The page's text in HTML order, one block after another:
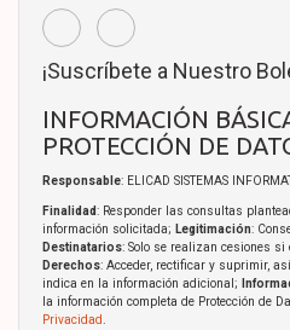
¡Suscríbete a Nuestro
INFORMACIÓN
PROTECCIÓN DE
Responsable: ELICAD SISTEMAS
Finalidad: Responder las consultas
información solicitada; Legitimación:
Destinatarios: Solo se realizan cesiones
Derechos: Acceder, rectificar y suprimir,
indica en la información adicional;
la información completa de Protección de
Privacidad